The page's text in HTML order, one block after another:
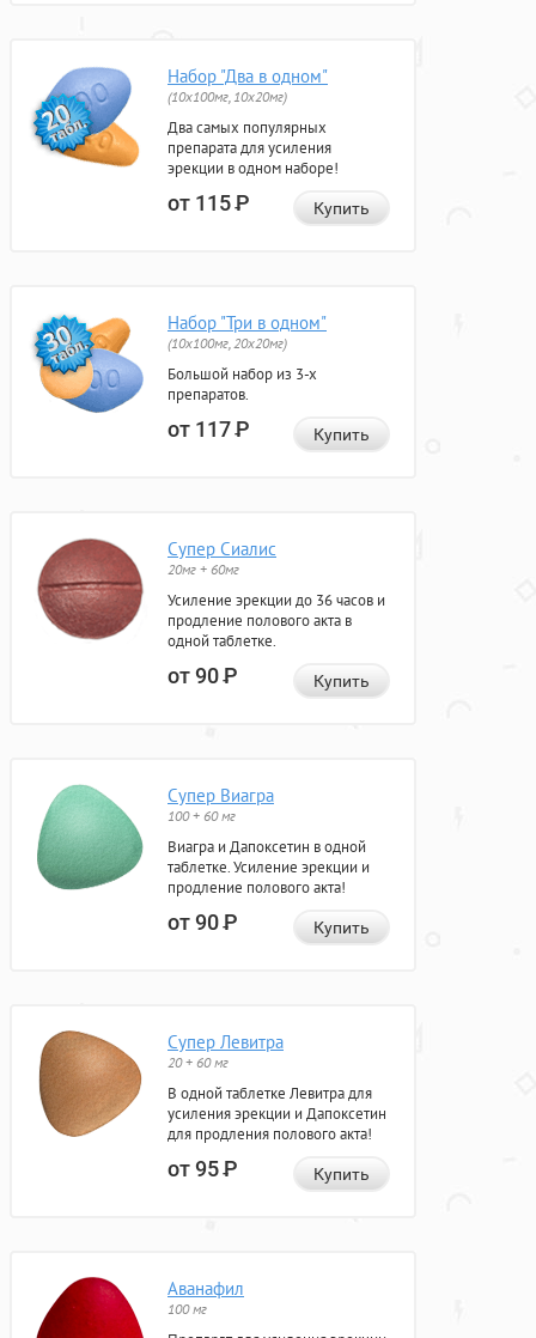
Набор "Два в одном"
(10x100мг, 10x20мг)
Два самых популярных
препарата для усиления
эрекции в одном наборе!
от 115Р Купить
Набор "Три в одном"
(10x100мг, 20x20мг)
Большой набор из 3-х
препаратов.
от 117Р Купить
Супер Сиалис
20мг + 60мг
Усиление эрекции до 36 часов и
продление полового акта в
одной таблетке.
от 90Р Купить
Супер Виагра
100 + 60 мг
Виагра и Дапоксетин в одной
таблетке. Усиление эрекции и
продление полового акта!
от 90Р Купить
Супер Левитра
20 + 60 мг
В одной таблетке Левитра для
усиления эрекции и Дапоксетин
для продления полового акта!
от 95Р Купить
Аванафил
100 мг